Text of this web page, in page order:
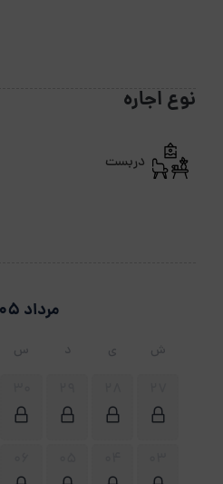
نوع اجاره
دربست
مرداد 1405
ش ی د س